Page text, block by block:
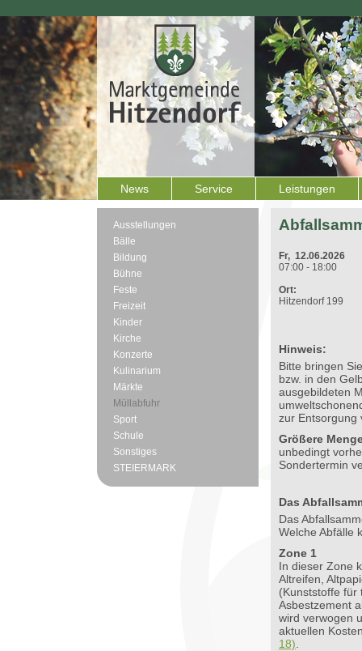
News Service Leistungen
Ausstellungen
Bälle
Bildung
Bühne
Feste
Freizeit
Kinder
Kirche
Konzerte
Kulinarium
Märkte
Müllabfuhr
Sport
Schule
Sonstiges
STEIERMARK
Fr, 12.06.2026
07:00 - 18:00
Ort:
Hitzendorf 199
Hinweis:
Bitte bringen
bzw. in den
ausgebildeten
zur Entsorgung
Größere
unbedingt
Sondertermin
Das
Das
Welche Abfälle
Zone 1
In dieser Zone
Altreifen,
(Kunststoffe für
Asbestzement
wird verwogen
aktuellen
18)